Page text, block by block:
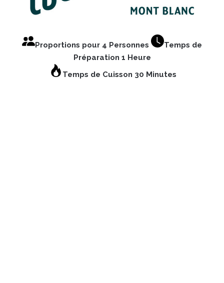
Proportions pour 4 Personnes
Temps de
Préparation 1 Heure
Temps de Cuisson 30 Minutes